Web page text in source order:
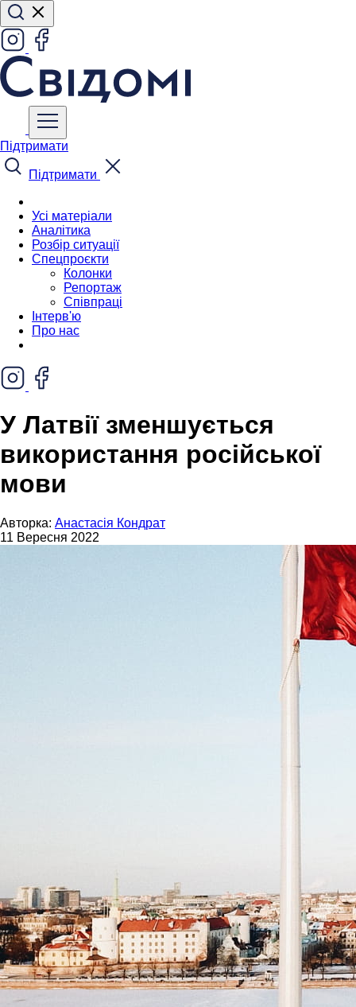
Підтримати
Підтримати
Усі матеріали
Аналітика
Розбір ситуації
Спецпроєкти
Колонки
Репортаж
Співпраці
Інтерв'ю
Про нас
У Латвії зменшується
використання російської
мови
Авторка: Анастасія Кондрат
11 Вересня 2022